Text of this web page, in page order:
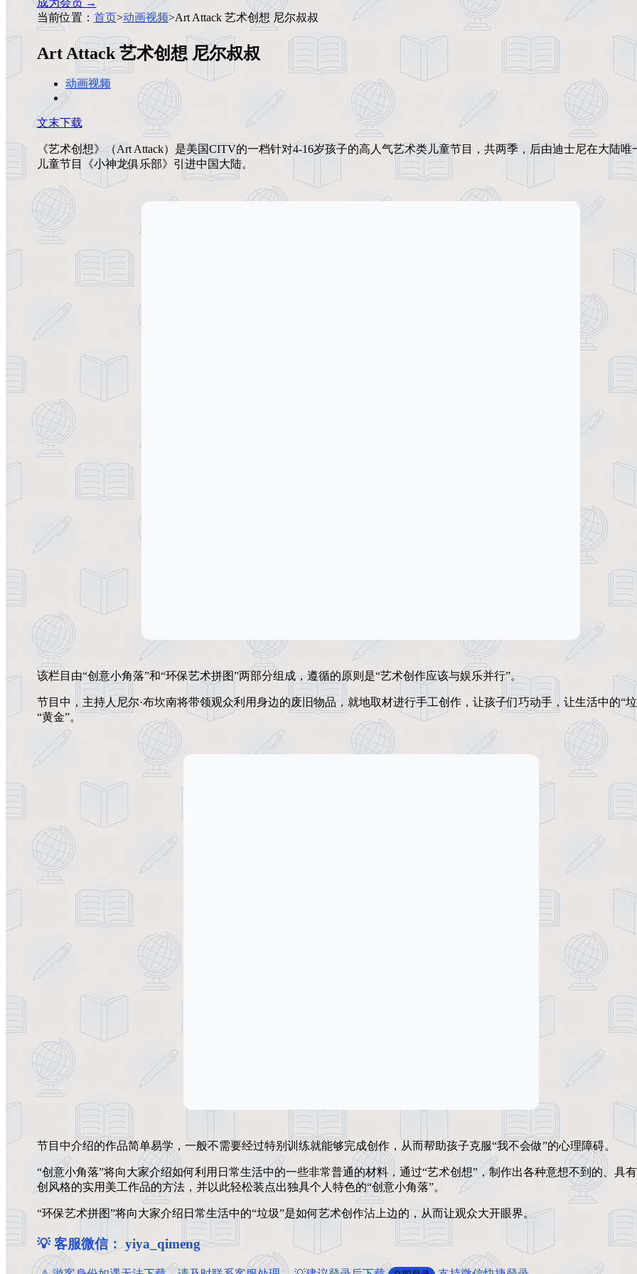
成为会员 →
当前位置： 首页>动画视频>Art Attack 艺术创想 尼尔叔叔
Art Attack 艺术创想 尼尔叔叔
动画视频
文末下载
《艺术创想》（Art Attack）是美国CITV的一档针对4-16岁孩子的高人气艺术类儿童节目，共两季，后由迪士尼在大陆唯
儿童节目《小神龙俱乐部》引进中国大陆。
该栏目由“创意小角落”和“环保艺术拼图”两部分组成，遵循的原则是“艺术创作应该与娱乐并行”。
节目中，主持人尼尔·布坎南将带领观众利用身边的废旧物品，就地取材进行手工创作，让孩子们巧动手，让生活中的“
“黄金”。
节目中介绍的作品简单易学，一般不需要经过特别训练就能够完成创作，从而帮助孩子克服“我不会做”的心理障碍。
“创意小角落”将向大家介绍如何利用日常生活中的一些非常普通的材料，通过“艺术创想”，制作出各种意想不到的、具
创风格的实用美工作品的方法，并以此轻松装点出独具个人特色的“创意小角落”。
“环保艺术拼图”将向大家介绍日常生活中的“垃圾”是如何艺术创作沾上边的，从而让观众大开眼界。
💡 客服微信： yiya_qimeng